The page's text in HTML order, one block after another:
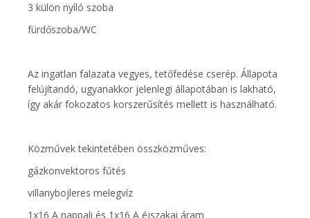
3 külön nyíló szoba
fürdőszoba/WC
Az ingatlan falazata vegyes, tetőfedése cserép. Állapota
felújítandó, ugyanakkor jelenlegi állapotában is lakható,
így akár fokozatos korszerűsítés mellett is használható.
Közművek tekintetében összközműves:
gázkonvektoros fűtés
villanybojleres melegvíz
1x16 A nappali és 1x16 A éjszakai áram